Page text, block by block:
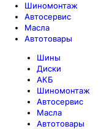
Шиномонтаж
Автосервис
Масла
Автотовары
Шины
Диски
АКБ
Шиномонтаж
Автосервис
Масла
Автотовары